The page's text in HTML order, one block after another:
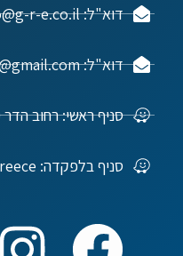
דוא"ל: info@g-r-e.co.il
דוא"ל: idan.sarussi@gmail.com
סניף ראשי: רחוב הדר 40, קיסריה
סניף בלפקדה: Ioannou Mela 6 , Lefkáda, Greece